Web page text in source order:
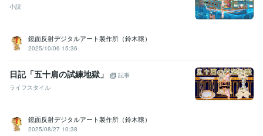
Adobe Photoshop:30年
Final Cut Pro:15年
Adobe InDesign:10年
Adobe Flash:20年Adobe Dimension:10年
その他ツール
霊視鑑定:30年言霊祓い:30年ビブリオマンシー:30年
タロットリーディング:25年
スピリチュアルコーチング:20年
得意分野
小説
鏡面反射デジタルアート製作所（鈴木穣）
2025/10/06 15:36
日記「五十肩の試練地獄」
記事
ライフスタイル
鏡面反射デジタルアート製作所（鈴木穣）
2025/08/27 10:38